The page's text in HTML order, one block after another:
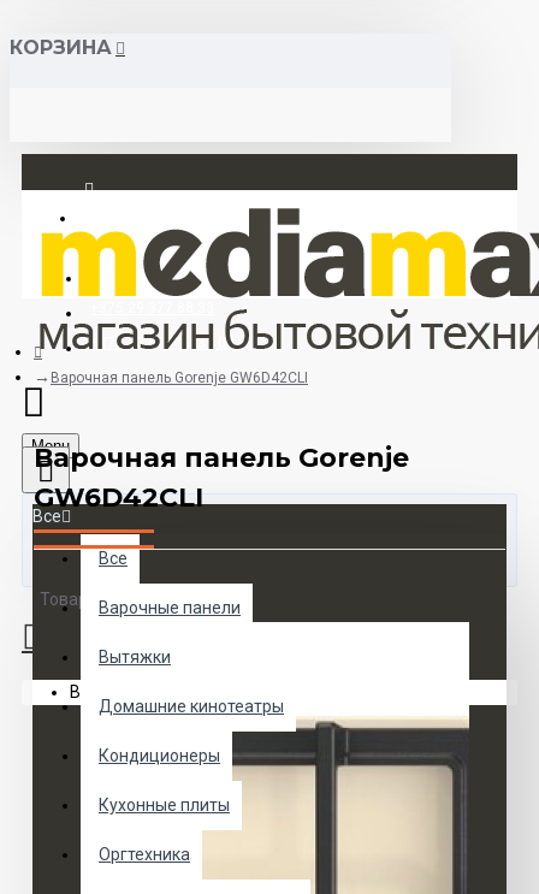
КОРЗИНА
Регистрация
+375 33 673 17 31 (МТС)
Menu
Все
Все
Варочные панели
Вытяжки
Домашние кинотеатры
Кондиционеры
Кухонные плиты
Оргтехника
Товаров 0 (0 руб.)
Ваша корзина пуста!
Варочная панель Gorenje GW6D42CLI
Варочная панель Gorenje
GW6D42CLI